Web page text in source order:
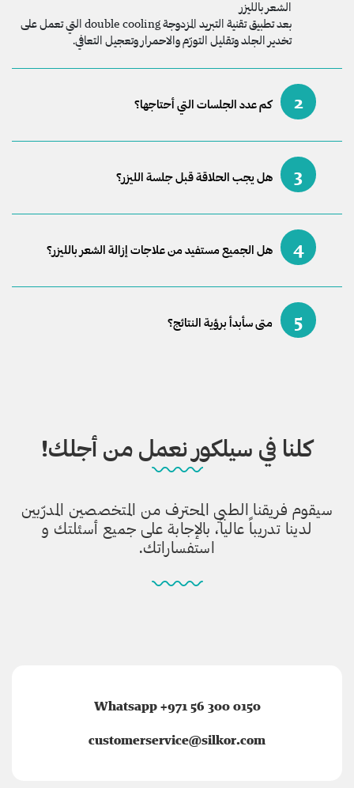
الشعر بالليزر
بعد تطبيق تقنية التبريد المزدوجة double cooling التي تعمل على
تخدير الجلد وتقليل التورّم والاحمرار وتعجيل التعافي.
2 كم عدد الجلسات التي أحتاجها؟
3 هل يجب الحلاقة قبل جلسة الليزر؟
4 هل الجميع مستفيد من علاجات إزالة الشعر بالليزر؟
5 متى سأبدأ برؤية النتائج؟
كلنا في سيلكور نعمل من أجلك!
سيقوم فريقنا الطبي المحترف من المتخصصين المدرّبين
لدينا تدريباً عالياً، بالإجابة على جميع أسئلتك و
استفساراتك.
Whatsapp +971 56 300 0150
customerservice@silkor.com